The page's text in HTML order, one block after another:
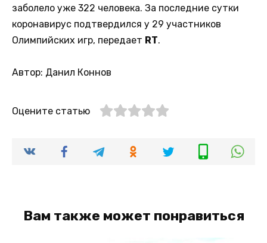
заболело уже 322 человека. За последние сутки
коронавирус подтвердился у 29 участников
Олимпийских игр, передает RT.
Автор: Данил Коннов
Оцените статью
Вам также может понравиться